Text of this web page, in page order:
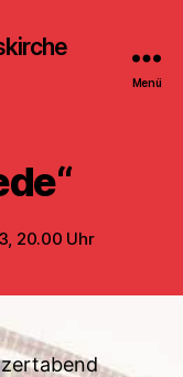
Menü
20.00 Uhr